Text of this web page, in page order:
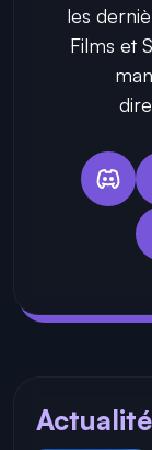
les
Films et